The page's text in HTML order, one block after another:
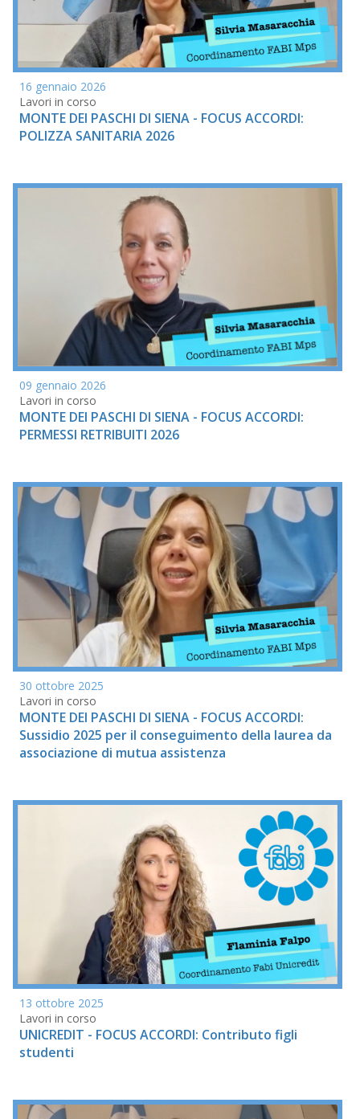
16 gennaio 2026
Lavori in corso
MONTE DEI PASCHI DI SIENA - FOCUS ACCORDI:
POLIZZA SANITARIA 2026
09 gennaio 2026
Lavori in corso
MONTE DEI PASCHI DI SIENA - FOCUS ACCORDI:
PERMESSI RETRIBUITI 2026
30 ottobre 2025
Lavori in corso
MONTE DEI PASCHI DI SIENA - FOCUS ACCORDI:
Sussidio 2025 per il conseguimento della laurea da
associazione di mutua assistenza
13 ottobre 2025
Lavori in corso
UNICREDIT - FOCUS ACCORDI: Contributo figli
studenti